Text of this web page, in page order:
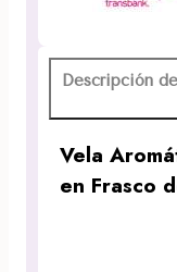
cantidad
Descripción
Vela
en Frasco